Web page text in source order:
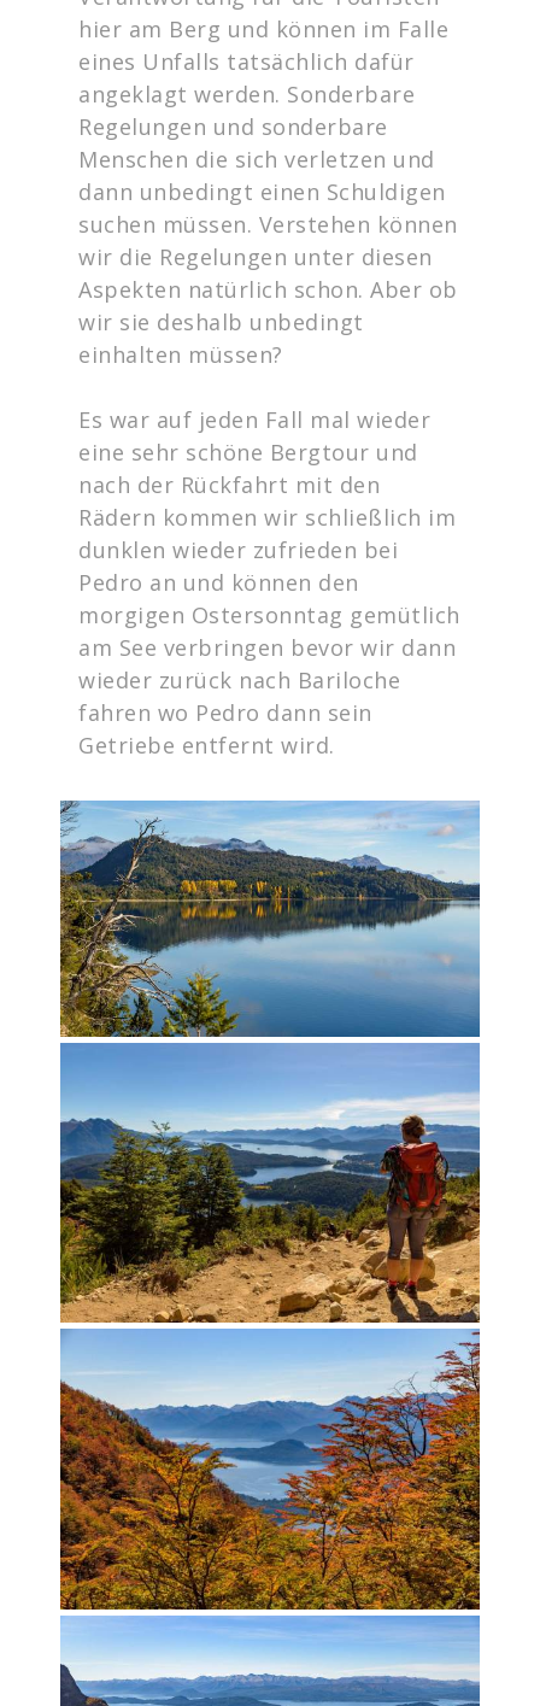
hier am Berg und können im Falle
eines Unfalls tatsächlich dafür
angeklagt werden. Sonderbare
Regelungen und sonderbare
Menschen die sich verletzen und
dann unbedingt einen Schuldigen
suchen müssen. Verstehen können
wir die Regelungen unter diesen
Aspekten natürlich schon. Aber ob
wir sie deshalb unbedingt
einhalten müssen?
Es war auf jeden Fall mal wieder
eine sehr schöne Bergtour und
nach der Rückfahrt mit den
Rädern kommen wir schließlich im
dunklen wieder zufrieden bei
Pedro an und können den
morgigen Ostersonntag gemütlich
am See verbringen bevor wir dann
wieder zurück nach Bariloche
fahren wo Pedro dann sein
Getriebe entfernt wird.